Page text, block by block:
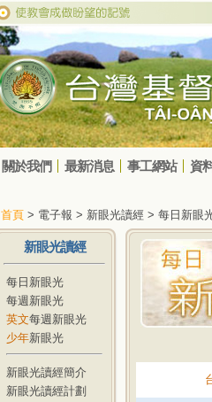
關於我們 最新消息 事工網站 資
首頁 > 電子報 > 新眼光讀經 > 每日新眼
新眼光讀經
每日新眼光
每週新眼光
英文每週新眼光
少年新眼光
新眼光讀經簡介
新眼光讀經計劃